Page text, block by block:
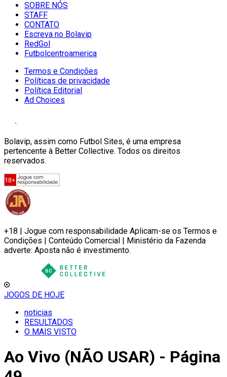
SOBRE NÓS
STAFF
CONTATO
Escreva no Bolavip
RedGol
Futbolcentroamerica
Termos e Condições
Políticas de privacidade
Política Editorial
Ad Choices
Bolavip, assim como Futbol Sites, é uma empresa
pertencente à Better Collective. Todos os direitos
reservados.
+18 | Jogue com responsabilidade Aplicam-se os Termos e
Condições | Conteúdo Comercial | Ministério da Fazenda
adverte: Aposta não é investimento.
JOGOS DE HOJE
noticias
RESULTADOS
O MAIS VISTO
Ao Vivo (NÃO USAR) - Página